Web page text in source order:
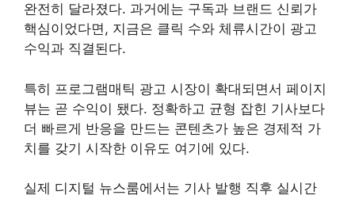
완전히 달라졌다. 과거에는 구독과 브랜드 신뢰가
핵심이었다면, 지금은 클릭 수와 체류시간이 광고
수익과 직결된다.
특히 프로그램매틱 광고 시장이 확대되면서 페이지
뷰는 곧 수익이 됐다. 정확하고 균형 잡힌 기사보다
더 빠르게 반응을 만드는 콘텐츠가 높은 경제적 가
치를 갖기 시작한 이유도 여기에 있다.
실제 디지털 뉴스룸에서는 기사 발행 직후 실시간